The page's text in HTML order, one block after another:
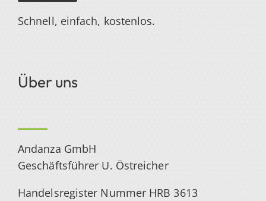
Schnell, einfach, kostenlos.
Über uns
Andanza GmbH
Geschäftsführer U. Östreicher
Handelsregister Nummer HRB 3613